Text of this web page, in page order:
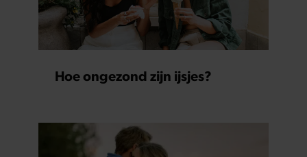
Hoe ongezond zijn ijsjes?